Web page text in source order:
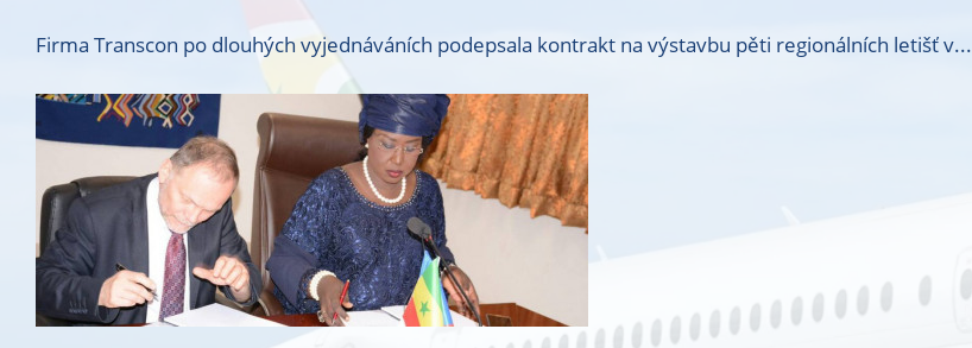
Firma Transcon po dlouhých vyjednáváních podepsala kontrakt na výstavbu pěti regionálních letišť v...